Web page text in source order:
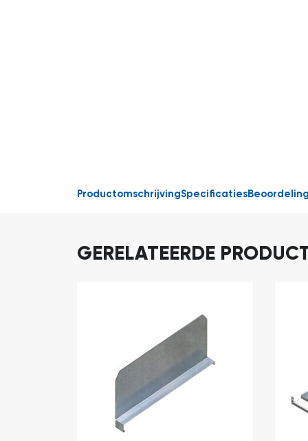
ProductomschrijvingSpecificaties
GERELATEERDE